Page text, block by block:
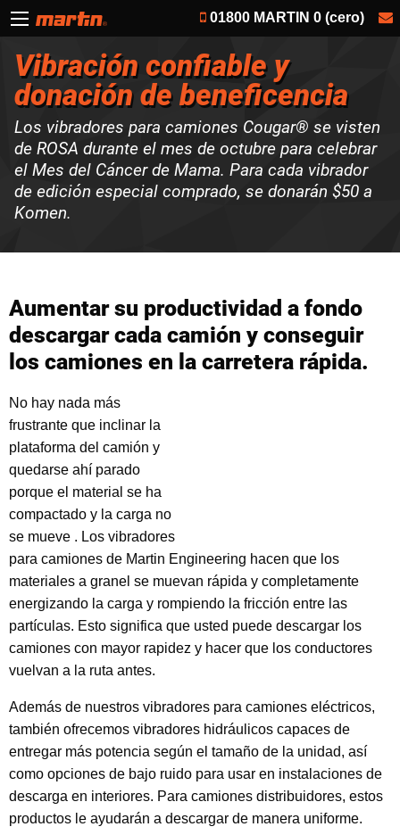
01800 MARTIN 0 (cero)
Vibración confiable y
donación de beneficencia
Los vibradores para camiones Cougar® se visten
de ROSA durante el mes de octubre para celebrar
el Mes del Cáncer de Mama. Para cada vibrador
de edición especial comprado, se donarán $50 a
Komen.
Aumentar su productividad a fondo
descargar cada camión y conseguir
los camiones en la carretera rápida.
No hay nada más
frustrante que inclinar la
plataforma del camión y
quedarse ahí parado
porque el material se ha
compactado y la carga no
se mueve . Los vibradores
para camiones de Martin Engineering hacen que los
materiales a granel se muevan rápida y completamente
energizando la carga y rompiendo la fricción entre las
partículas. Esto significa que usted puede descargar los
camiones con mayor rapidez y hacer que los conductores
vuelvan a la ruta antes.
Además de nuestros vibradores para camiones eléctricos,
también ofrecemos vibradores hidráulicos capaces de
entregar más potencia según el tamaño de la unidad, así
como opciones de bajo ruido para usar en instalaciones de
descarga en interiores. Para camiones distribuidores, estos
productos le ayudarán a descargar de manera uniforme.